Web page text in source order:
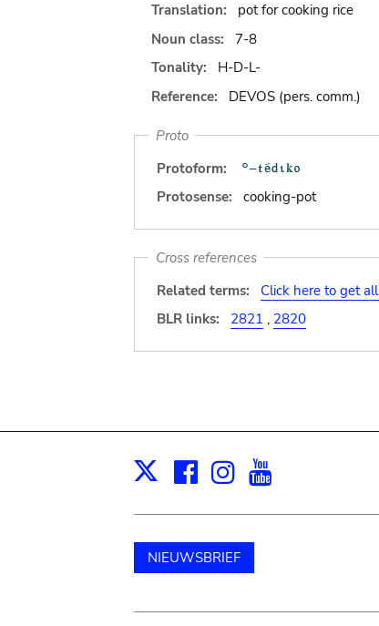
Translation:
pot for cooking rice
Noun class:
7-8
Tonality:
H-D-L-
Reference:
DEVOS (pers. comm.)
Proto
Protoform:
Protosense:
cooking-pot
Cross references
Related terms:
Click here to get
BLR links:
2821 , 2820
X Facebook
Instagram
NIEUWSBRIEF